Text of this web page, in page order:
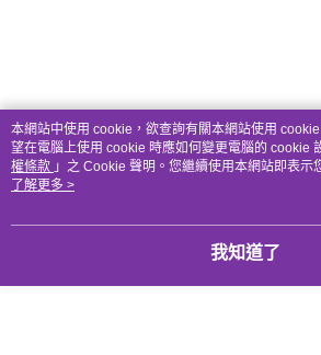
本網站中使用 cookie，欲查詢有關本網站使用
望在電腦上使用 cookie 時應如何變更電腦的 cookie
權條款 」之 Cookie 聲明。您繼續使用本網站即表示
用條款之 Cookie 聲明使用 cookie。
了解更多 >
我知道了